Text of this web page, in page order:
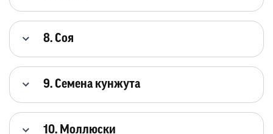
8. Соя
9. Семена кунжута
10. Моллюски